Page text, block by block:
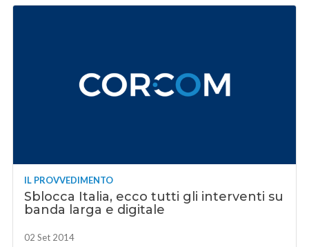
IL PROVVEDIMENTO
Sblocca Italia, ecco tutti gli interventi su
banda larga e digitale
02 Set 2014